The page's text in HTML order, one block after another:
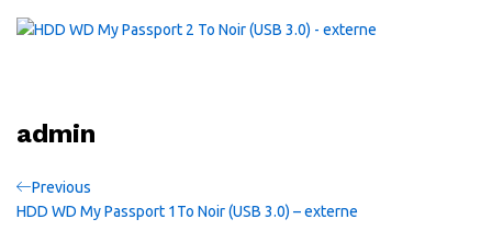
admin
Navigation
Previous
Post
Previous
HDD WD My Passport 1To Noir (USB 3.0) – externe